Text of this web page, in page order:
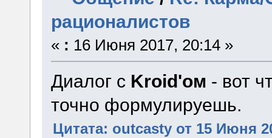
рационалистов
« : 16 Июня 2017, 20:14 »
Диалог с Kroid'ом - вот
точно формулируешь.
Цитата: outcasty от 15 Июня